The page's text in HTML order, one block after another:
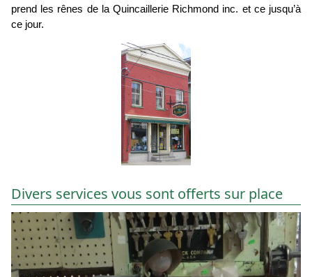
prend les rênes de la Quincaillerie Richmond inc. et ce jusqu’à
ce jour.
Divers services vous sont offerts sur place